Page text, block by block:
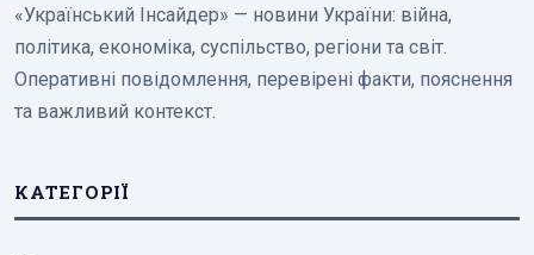
«Український Інсайдер» — новини України: війна,
політика, економіка, суспільство, регіони та світ.
Оперативні повідомлення, перевірені факти, пояснення
та важливий контекст.
КАТЕГОРІЇ